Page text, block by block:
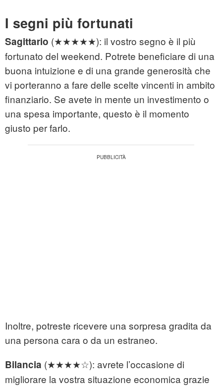
I segni più fortunati
Sagittario (★★★★★): il vostro segno è il più
fortunato del weekend. Potrete beneficiare di una
buona intuizione e di una grande generosità che
vi porteranno a fare delle scelte vincenti in ambito
finanziario. Se avete in mente un investimento o
una spesa importante, questo è il momento
giusto per farlo.
Inoltre, potreste ricevere una sorpresa gradita da
una persona cara o da un estraneo.
Bilancia (★★★★☆): avrete l’occasione di
migliorare la vostra situazione economica grazie